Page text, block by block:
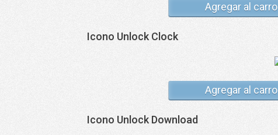
Agregar al carro
Icono Unlock Clock
Agregar al carro
Icono Unlock Download